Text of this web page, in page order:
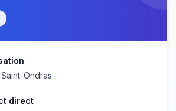
Ondras
direct